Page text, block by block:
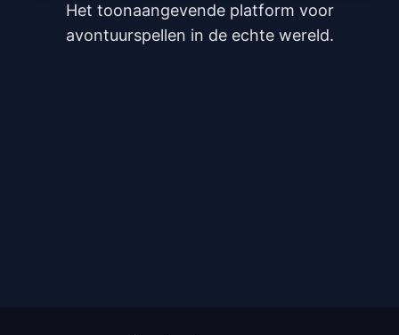
Het toonaangevende platform voor
avontuurspellen in de echte wereld.